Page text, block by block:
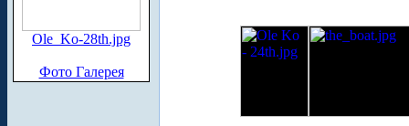
Ole_Ko-28th.jpg
Фото Галерея